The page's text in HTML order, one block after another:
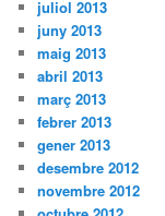
juliol 2013
juny 2013
maig 2013
abril 2013
març 2013
febrer 2013
gener 2013
desembre 2012
novembre 2012